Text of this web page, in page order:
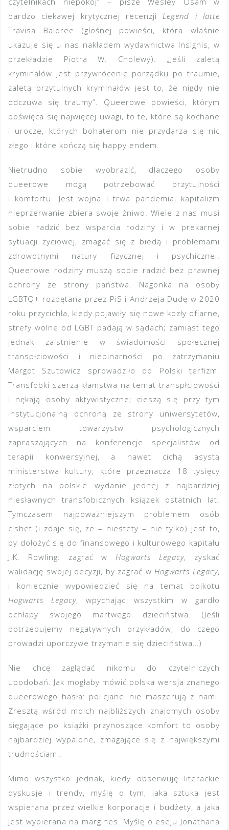
bardzo ciekawej krytycznej recenzjiLegend i latte
Travisa Baldree (głośnej powieści, która właśnie
ukazuje się u nas nakładem wydawnictwa Insignis, w
przekładzie Piotra W. Cholewy). „Jeśli zaletą
kryminałów jest przywrócenie porządku po traumie,
zaletą przytulnych kryminałów jest to, że nigdy nie
odczuwa się traumy”. Queerowe powieści, którym
poświęca się najwięcej uwagi, to te, które są kochane
i urocze, których bohaterom nie przydarza się nic
złego i które kończą się happy endem.
Nietrudno sobie wyobrazić, dlaczego osoby
queerowe mogą potrzebować przytulności
i komfortu. Jest wojna i trwa pandemia, kapitalizm
nieprzerwanie zbiera swoje żniwo. Wiele z nas musi
sobie radzić bez wsparcia rodziny i w prekarnej
sytuacji życiowej, zmagać się z biedą i problemami
zdrowotnymi natury fizycznej i psychicznej.
Queerowe rodziny muszą sobie radzić bez prawnej
ochrony ze strony państwa. Nagonka na osoby
LGBTQ+ rozpętana przez PiS i Andrzeja Dudę w 2020
roku przycichła, kiedy pojawiły się nowe kozły ofiarne,
strefy wolne od LGBT padają w sądach; zamiast tego
jednak zaistnienie w świadomości społecznej
transpłciowości i niebinarności po zatrzymaniu
Margot Szutowicz sprowadziło do Polski terfizm.
Transfobki szerzą kłamstwa na temat transpłciowości
i nękają osoby aktywistyczne; cieszą się przy tym
instytucjonalną ochroną ze strony uniwersytetów,
wsparciem towarzystw psychologicznych
zapraszających na konferencje specjalistów od
terapii konwersyjnej, a nawet cichą asystą
ministerstwa kultury, które przeznacza 18 tysięcy
złotych na polskie wydanie jednej z najbardziej
niesławnych transfobicznych książek ostatnich lat.
Tymczasem najpoważniejszym problemem osób
cishet (i zdaje się, że – niestety – nie tylko) jest to,
by dołożyć się do finansowego i kulturowego kapitału
J.K. Rowling: zagrać wHogwarts Legacy, zyskać
walidację swojej decyzji, by zagrać wHogwarts Legacy,
i koniecznie wypowiedzieć się na temat bojkotu
Hogwarts Legacy, wpychając wszystkim w gardło
ochłapy swojego martwego dzieciństwa. (Jeśli
potrzebujemy negatywnych przykładów, do czego
prowadzi uporczywe trzymanie się dzieciństwa…)
Nie chcę zaglądać nikomu do czytelniczych
upodobań. Jak mogłaby mówić polska wersja znanego
queerowego hasła: policjanci nie maszerują z nami.
Zresztą wśród moich najbliższych znajomych osoby
sięgające po książki przynoszące komfort to osoby
najbardziej wypalone, zmagające się z największymi
trudnościami.
Mimo wszystko jednak, kiedy obserwuję literackie
dyskusje i trendy, myślę o tym, jaka sztuka jest
wspierana przez wielkie korporacje i budżety, a jaka
jest wypierana na margines. Myślę o eseju Jonathana